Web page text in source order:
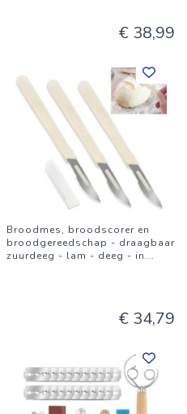
€ 38,99
Broodmes, broodscorer en
broodgereedschap - draagbaar
zuurdeeg - lam - deeg - in...
€ 34,79